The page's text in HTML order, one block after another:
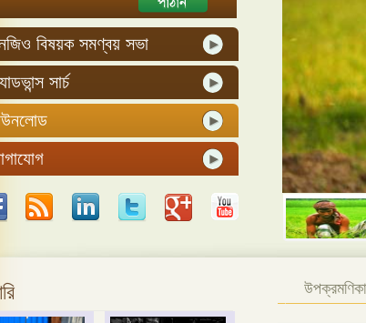
বিষয়ক সমণ্বয় সভা
সার্চ
উপক্রমণিকা